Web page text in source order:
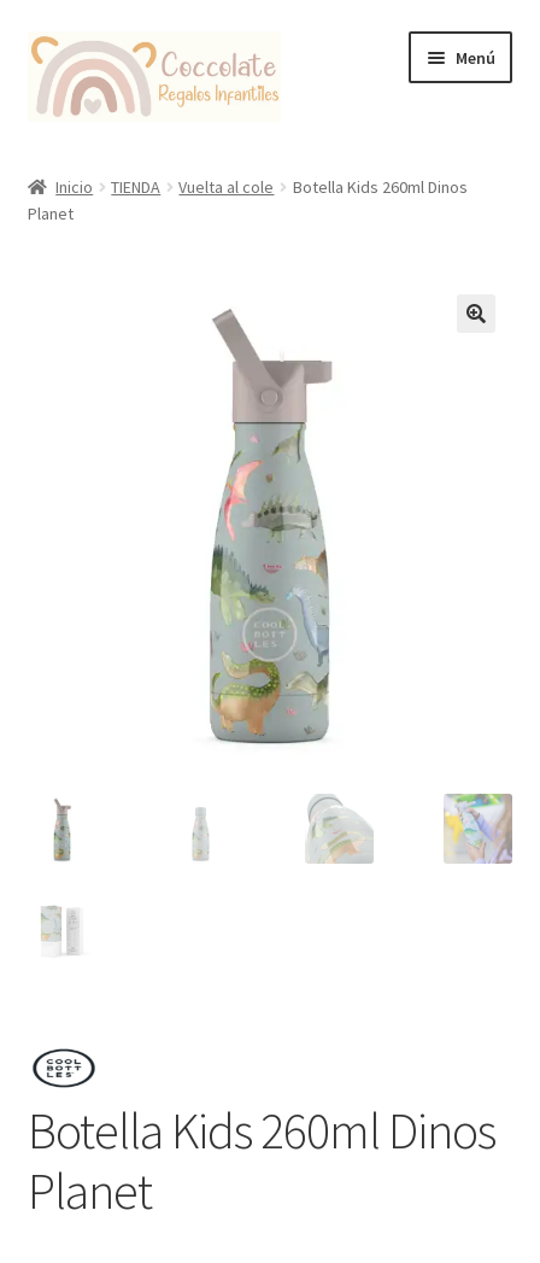
Ir
la
Ir
contenido
Menú
Coccolate Puericultura y Juguetería Educativa
Inicio TIENDA Vuelta al cole
Botella Kids 260ml Dinos
Planet
Botella Kids 260ml Dinos
Planet